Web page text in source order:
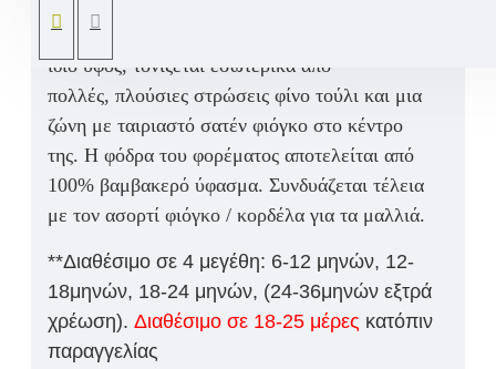
την αίσθηση μιας άλλης εποχής.
ίδιο ύφος, τονίζεται εσωτερικά από
πολλές, πλούσιες στρώσεις φίνο τούλι και μια
ζώνη με ταιριαστό σατέν φιόγκο στο κέντρο
της. Η φόδρα του φορέματος αποτελείται από
100% βαμβακερό ύφασμα. Συνδυάζεται τέλεια
με τον ασορτί φιόγκο / κορδέλα για τα μαλλιά.
**Διαθέσιμο σε 4 μεγέθη: 6-12 μηνών, 12-
18μηνών, 18-24 μηνών, (24-36μηνών εξτρά
χρέωση). Διαθέσιμο σε 18-25 μέρες κατόπιν
παραγγελίας